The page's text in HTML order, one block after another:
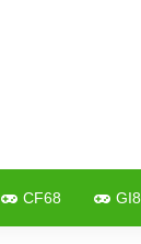
CF68 GI8